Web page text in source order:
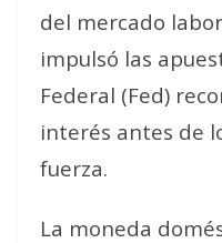
del mercado
impulsó las
Federal (Fed)
interés antes de
fuerza.
La moneda